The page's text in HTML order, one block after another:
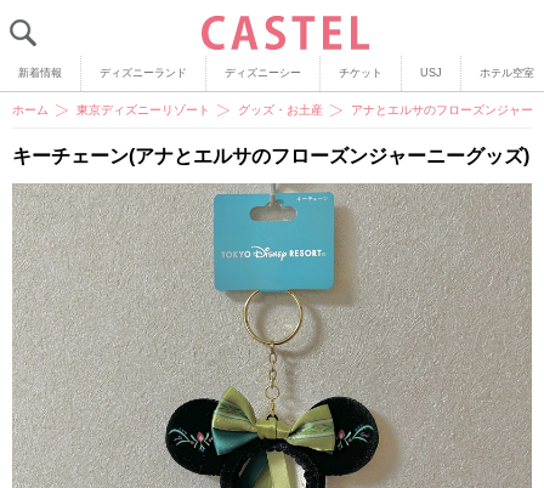
新着情報 ディズニーランド ディズニーシー チケット USJ ホテル空室
ホーム 東京ディズニーリゾート グッズ・お土産 アナとエルサのフローズンジャー
キーチェーン(アナとエルサのフローズンジャーニーグッズ)